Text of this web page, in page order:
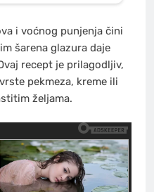
i voćnog punjenja čini
šarena glazura daje
recept je prilagodljiv,
pekmeza, kreme ili
željama.